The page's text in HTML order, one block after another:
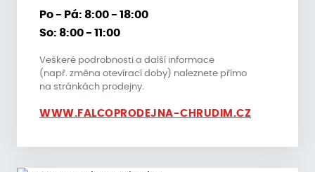
Po - Pá: 8:00 - 18:00
So: 8:00 - 11:00
Veškeré podrobnosti a další informace
(např. změna otevírací doby) naleznete přímo
na stránkách prodejny.
WWW.FALCOPRODEJNA-CHRUDIM.CZ